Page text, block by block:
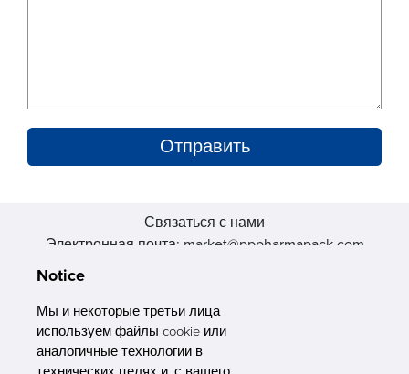
Связаться с нами
Электронная почта: market@pppharmapack.com
511356, Гуанчжоу, провинция GU case G building, Китай
Notice
Мы и некоторые третьи лица
используем файлы cookie или
аналогичные технологии в